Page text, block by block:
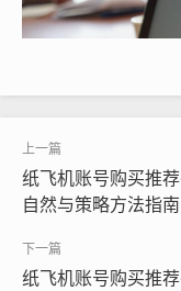
纸飞机账号购买, 在
纸飞机账号购买推
自然与策略方法指南
纸飞机账号购买推